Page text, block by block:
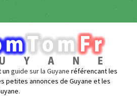
un guide sur la Guyane référencant les
petites annonces de Guyane et les